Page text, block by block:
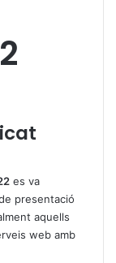
es va
presentació
aquells
web amb